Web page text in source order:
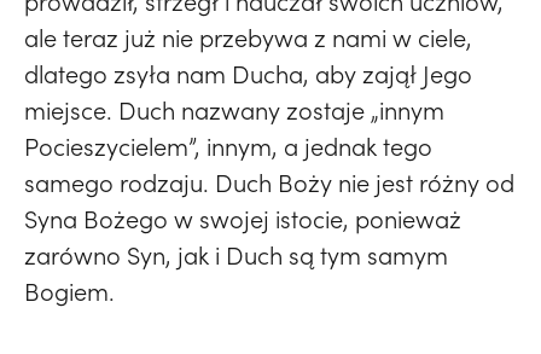
ale teraz już nie przebywa z nami w ciele,
dlatego zsyła nam Ducha, aby zajął Jego
miejsce. Duch nazwany zostaje „innym
Pocieszycielem”, innym, a jednak tego
samego rodzaju. Duch Boży nie jest różny od
Syna Bożego w swojej istocie, ponieważ
zarówno Syn, jak i Duch są tym samym
Bogiem.